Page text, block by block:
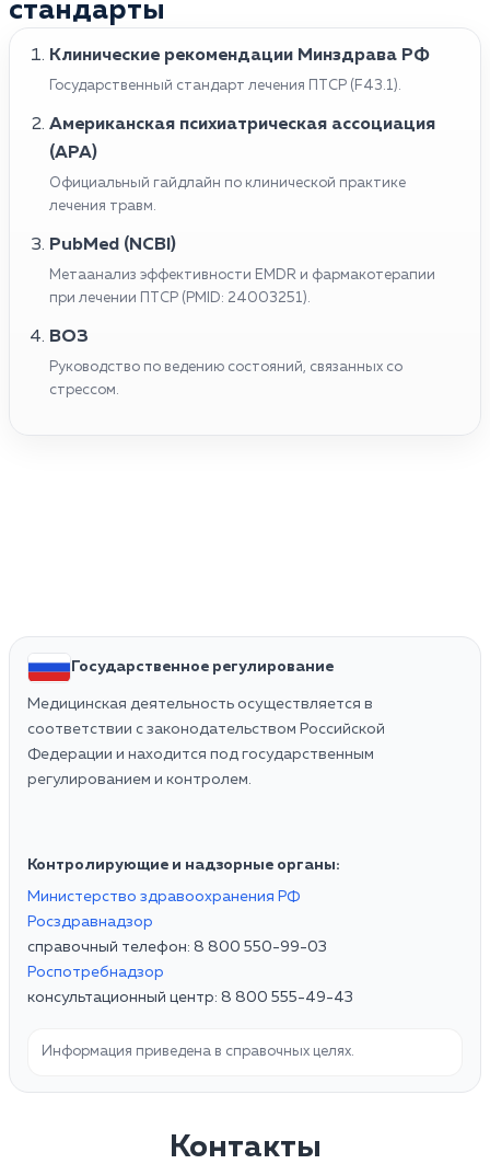
стандарты
Клинические рекомендации Минздрава РФ
Государственный стандарт лечения ПТСР (F43.1).
Американская психиатрическая ассоциация
(APA)
Официальный гайдлайн по клинической практике
лечения травм.
PubMed (NCBI)
Метаанализ эффективности EMDR и фармакотерапии
при лечении ПТСР (PMID: 24003251).
ВОЗ
Руководство по ведению состояний, связанных со
стрессом.
Государственное регулирование
Медицинская деятельность осуществляется в
соответствии с законодательством Российской
Федерации и находится под государственным
регулированием и контролем.
Контролирующие и надзорные органы:
Министерство здравоохранения РФ
Росздравнадзор
справочный телефон: 8 800 550-99-03
Роспотребнадзор
консультационный центр: 8 800 555-49-43
Информация приведена в справочных целях.
Контакты